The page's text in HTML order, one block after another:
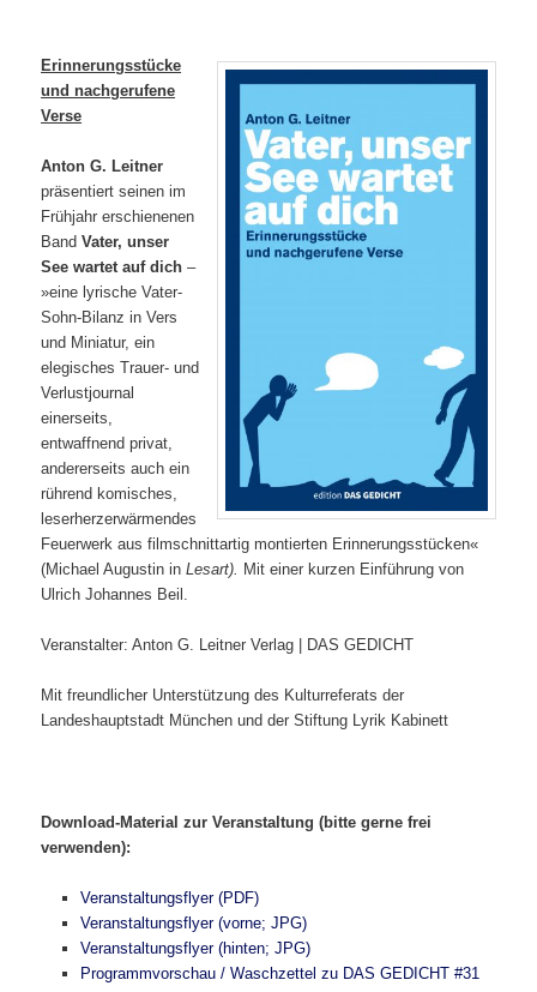
Erinnerungsstücke
und nachgerufene
Verse
Anton G. Leitner
präsentiert seinen im
Frühjahr erschienenen
BandVater, unser
See wartet auf dich –
»eine lyrische Vater-
Sohn-Bilanz in Vers
und Miniatur, ein
elegisches Trauer- und
Verlustjournal
einerseits,
entwaffnend privat,
andererseits auch ein
rührend komisches,
leserherzerwärmendes
Feuerwerk aus filmschnittartig montierten Erinnerungsstücken«
(Michael Augustin inLesart). Mit einer kurzen Einführung von
Ulrich Johannes Beil.
Veranstalter: Anton G. Leitner Verlag | DAS GEDICHT
Mit freundlicher Unterstützung des Kulturreferats der
Landeshauptstadt München und der Stiftung Lyrik Kabinett
Download-Material zur Veranstaltung (bitte gerne frei
verwenden):
Veranstaltungsflyer (PDF)
Veranstaltungsflyer (vorne; JPG)
Veranstaltungsflyer (hinten; JPG)
Programmvorschau / Waschzettel zu DAS GEDICHT #31